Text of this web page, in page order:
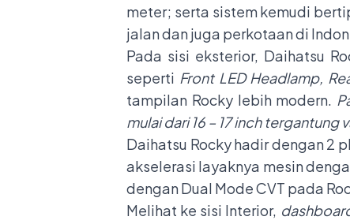
meter; serta sistem kemudi
jalan dan juga perkotaan di
Pada sisi eksterior, Daihatsu
seperti Front LED Headlamp,
tampilan Rocky lebih modern.
mulai dari 16 – 17 inch
Daihatsu Rocky hadir dengan 2
akselerasi layaknya mesin
dengan Dual Mode CVT pada
Melihat ke sisi Interior,